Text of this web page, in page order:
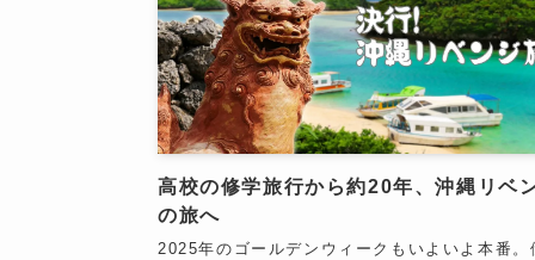
高校の修学旅行から約20年、沖縄リベ
の旅へ
2025年のゴールデンウィークもいよいよ本番。